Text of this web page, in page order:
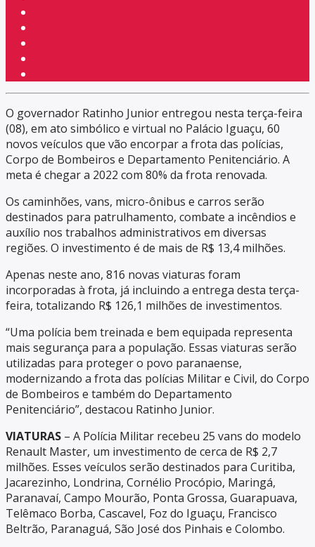
O governador Ratinho Junior entregou nesta terça-feira
(08), em ato simbólico e virtual no Palácio Iguaçu, 60
novos veículos que vão encorpar a frota das polícias,
Corpo de Bombeiros e Departamento Penitenciário. A
meta é chegar a 2022 com 80% da frota renovada.
Os caminhões, vans, micro-ônibus e carros serão
destinados para patrulhamento, combate a incêndios e
auxílio nos trabalhos administrativos em diversas
regiões. O investimento é de mais de R$ 13,4 milhões.
Apenas neste ano, 816 novas viaturas foram
incorporadas à frota, já incluindo a entrega desta terça-
feira, totalizando R$ 126,1 milhões de investimentos.
“Uma polícia bem treinada e bem equipada representa
mais segurança para a população. Essas viaturas serão
utilizadas para proteger o povo paranaense,
modernizando a frota das polícias Militar e Civil, do Corpo
de Bombeiros e também do Departamento
Penitenciário”, destacou Ratinho Junior.
VIATURAS – A Polícia Militar recebeu 25 vans do modelo
Renault Master, um investimento de cerca de R$ 2,7
milhões. Esses veículos serão destinados para Curitiba,
Jacarezinho, Londrina, Cornélio Procópio, Maringá,
Paranavaí, Campo Mourão, Ponta Grossa, Guarapuava,
Telêmaco Borba, Cascavel, Foz do Iguaçu, Francisco
Beltrão, Paranaguá, São José dos Pinhais e Colombo.